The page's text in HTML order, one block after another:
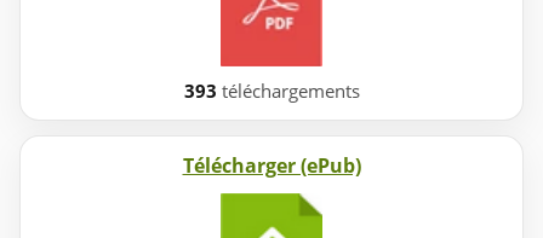
393 téléchargements
Télécharger (ePub)